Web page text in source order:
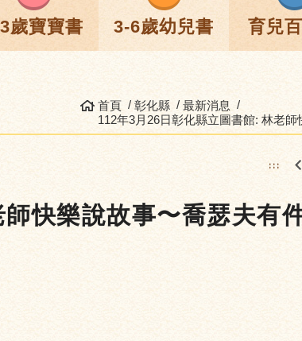
歲寶寶書 3-6歲幼兒書 育兒
首頁 彰化縣
最新消息
112年3月26日彰化縣立圖書館: 林老
:::
快樂說故事〜喬瑟夫有